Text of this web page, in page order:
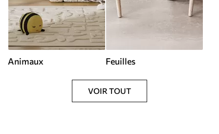
Animaux Feuilles
VOIR TOUT